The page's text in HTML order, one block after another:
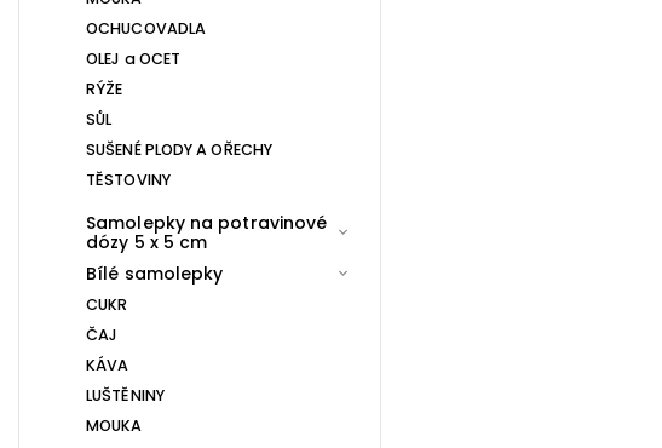
OCHUCOVADLA
OLEJ a OCET
RÝŽE
SŮL
SUŠENÉ PLODY A OŘECHY
TĚSTOVINY
Samolepky na potravinové
dózy 5 x 5 cm
Bílé samolepky
CUKR
ČAJ
KÁVA
LUŠTĚNINY
MOUKA